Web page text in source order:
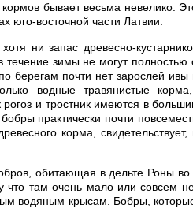
бывает весьма невелико.
юго-восточной части Латвии.
ни запас древесно-
зимы не могут полностью
берегам почти нет зарослей
водные травянистые
и тростник имеются в
практически почти
корма,
обитающая в дельте Роны
там очень мало или совсем
водяным крысам. Бобры,